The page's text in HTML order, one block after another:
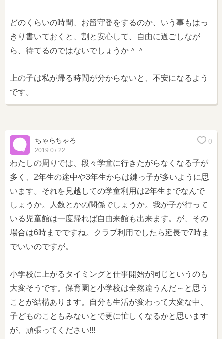
どのくらいの時間、お留守番をするのか、いう事もはっ
きり書いておくと、割と安心して、自由に過ごしなが
ら、待てるのではないでしょうか＾＾
上の子は私が帰る時間が分からないと、不安になるよう
です。
ちゃらちゃろ
2019.07.22
0
わたしの周りでは、段々学童に行きたがらなくなる子が
多く、2年生の途中や3年生からは鍵っ子が多いように思
います。それを見越しての学童利用は2年生までなんで
しょうか。人数とかの関係でしょうか。我が子が行って
いる児童館は一度帰れば自由来館も出来ます。が、その
場合は6時までですね。クラブ利用でしたら延長で7時ま
でいいのですが。
小学校に上がるタイミングと仕事開始が同じというのも
大変そうです。保育園と小学校は全然違うんだ～と思う
ことが結構あります。自分も生活が変わって大変な中、
子どものこともみないとで更に忙しくなるかと思います
が、頑張ってください!!!